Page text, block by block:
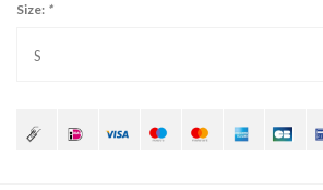
Size: *
S